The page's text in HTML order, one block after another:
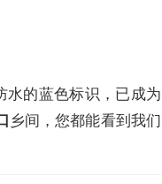
水的蓝色标识，已成为
乡间，您都能看到我们